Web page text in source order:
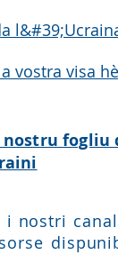
vostra visa
nostru fogliu
nostri